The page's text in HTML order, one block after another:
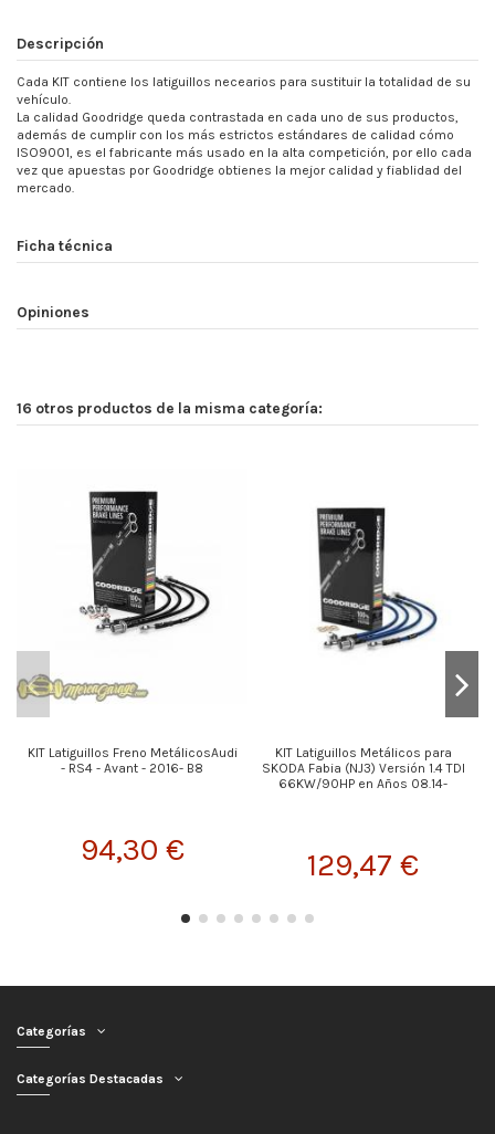
Descripción
Cada KIT contiene los latiguillos necearios para sustituir la totalidad de su
vehículo.
La calidad Goodridge queda contrastada en cada uno de sus productos,
además de cumplir con los más estrictos estándares de calidad cómo
ISO9001, es el fabricante más usado en la alta competición, por ello cada
vez que apuestas por Goodridge obtienes la mejor calidad y fiablidad del
mercado.
Ficha técnica
Opiniones
16 otros productos de la misma categoría:
KIT Latiguillos Freno MetálicosAudi
- RS4 - Avant - 2016- B8
94,30 €
KIT Latiguillos Metálicos para
SKODA Fabia (NJ3) Versión 1.4 TDI
66KW/90HP en Años 08.14-
129,47 €
Categorías
Categorías Destacadas